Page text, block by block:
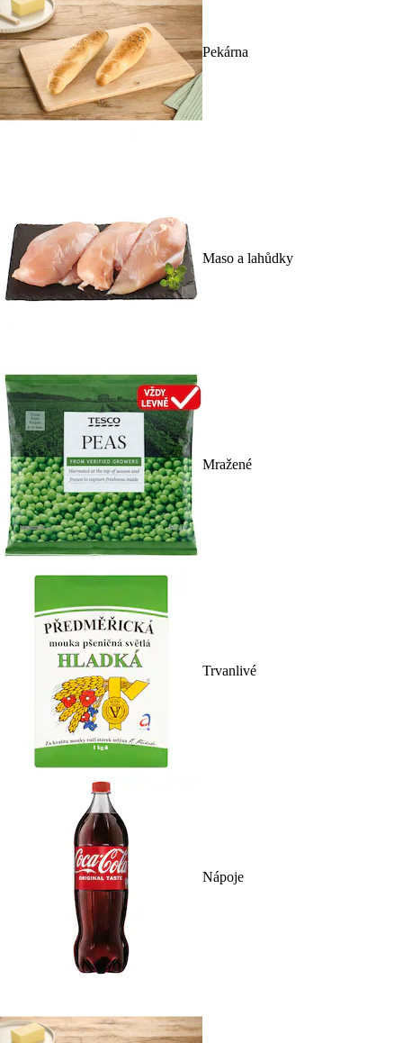
Pekárna
Maso a lahůdky
Mražené
Trvanlivé
Nápoje